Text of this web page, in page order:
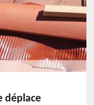
déplace